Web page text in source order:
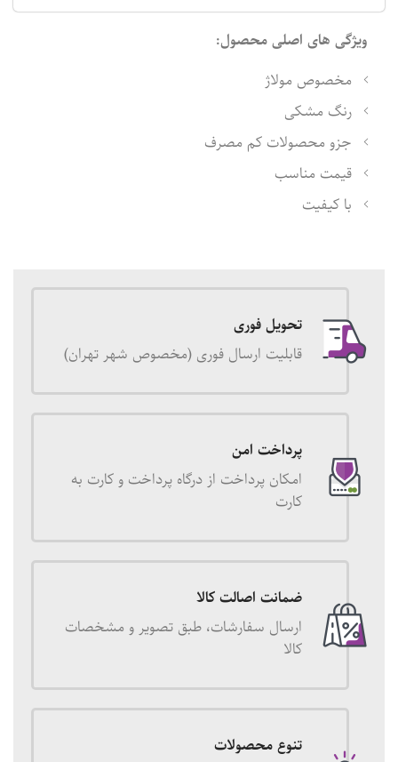
ویژگی های اصلی محصول:
مخصوص مولاژ
رنگ مشکی
جزو محصولات کم مصرف
قیمت مناسب
با کیفیت
تحویل فوری
قابلیت ارسال فوری (مخصوص شهر تهران)
پرداخت امن
امکان پرداخت از درگاه پرداخت و کارت به
کارت
ضمانت اصالت کالا
ارسال سفارشات، طبق تصویر و مشخصات
کالا
تنوع محصولات